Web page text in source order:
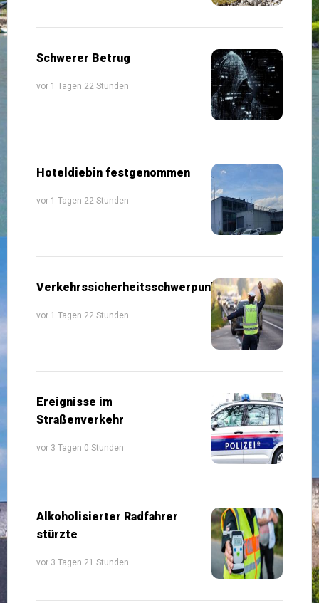
Schwerer Betrug
vor 1 Tagen 22 Stunden
Hoteldiebin festgenommen
vor 1 Tagen 22 Stunden
Verkehrssicherheitsschwerpunkte
vor 1 Tagen 22 Stunden
Ereignisse im
Straßenverkehr
vor 3 Tagen 0 Stunden
Alkoholisierter Radfahrer
stürzte
vor 3 Tagen 21 Stunden